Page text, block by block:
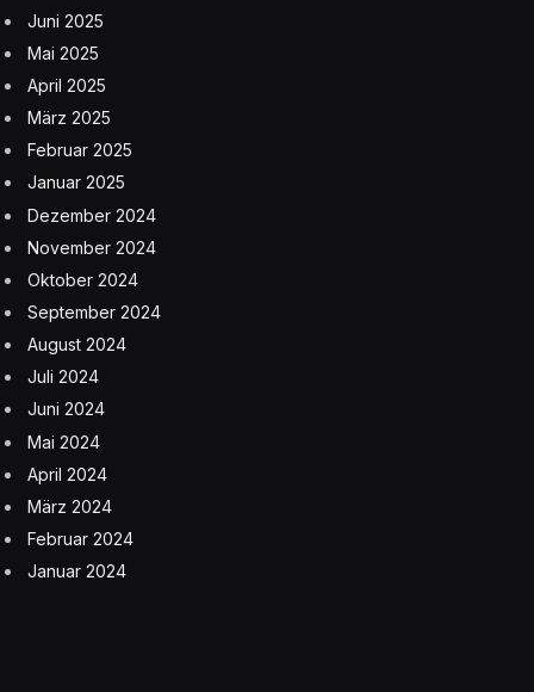
Juni 2025
Mai 2025
April 2025
März 2025
Februar 2025
Januar 2025
Dezember 2024
November 2024
Oktober 2024
September 2024
August 2024
Juli 2024
Juni 2024
Mai 2024
April 2024
März 2024
Februar 2024
Januar 2024